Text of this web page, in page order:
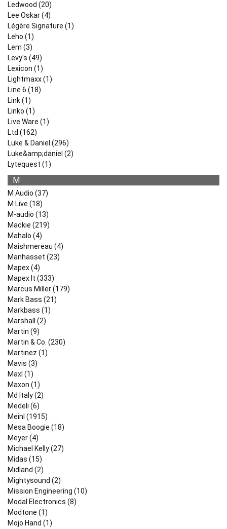
Ledwood (20)
Lee Oskar (4)
Légère Signature (1)
Leho (1)
Lem (3)
Levy's (49)
Lexicon (1)
Lightmaxx (1)
Line 6 (18)
Link (1)
Linko (1)
Live Ware (1)
Ltd (162)
Luke & Daniel (296)
Luke&amp;daniel (2)
Lytequest (1)
M
M Audio (37)
M Live (18)
M-audio (13)
Mackie (219)
Mahalo (4)
Maishmereau (4)
Manhasset (23)
Mapex (4)
Mapex It (333)
Marcus Miller (179)
Mark Bass (21)
Markbass (1)
Marshall (2)
Martin (9)
Martin & Co. (230)
Martinez (1)
Mavis (3)
Maxl (1)
Maxon (1)
Md Italy (2)
Medeli (6)
Meinl (1915)
Mesa Boogie (18)
Meyer (4)
Michael Kelly (27)
Midas (15)
Midland (2)
Mightysound (2)
Mission Engineering (10)
Modal Electronics (8)
Modtone (1)
Mojo Hand (1)